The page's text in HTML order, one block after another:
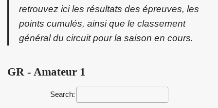
retrouvez ici les résultats des épreuves, les
points cumulés, ainsi que le classement
général du circuit pour la saison en cours.
GR - Amateur 1
Search: